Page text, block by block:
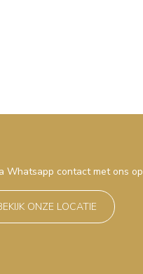
Whatsapp contact met ons op
ONZE LOCATIE